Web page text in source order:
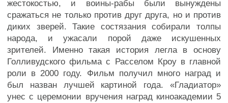
жестокостью, и воины-рабы были вынуждены
сражаться не только против друг друга, но и против
диких зверей. Такие состязания собирали толпы
народа, и ужасали порой даже искушенных
зрителей. Именно такая история легла в основу
Голливудского фильма с Расселом Кроу в главной
роли в 2000 году. Фильм получил много наград и
был назван лучшей картиной года. «Гладиатор»
унес с церемонии вручения наград киноакадемии 5